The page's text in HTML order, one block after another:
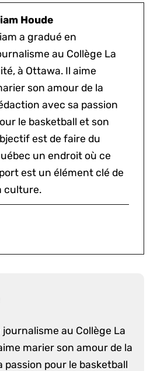
Houde
a gradué en
au Collège La
à Ottawa. Il aime
son amour de la
avec sa passion
le basketball et son
est de faire du
un endroit où ce
est un élément clé de
culture.
au Collège La
marier son amour de la
passion pour le basketball